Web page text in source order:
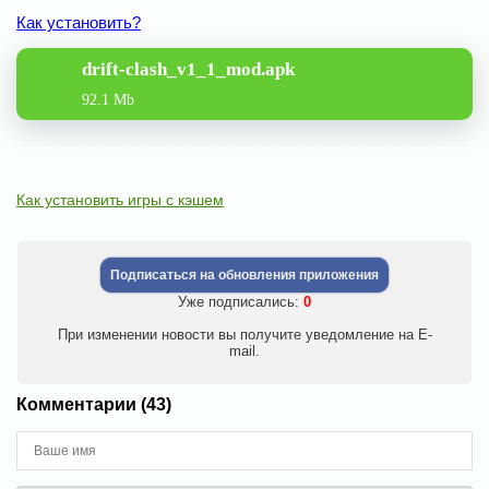
Как установить?
drift-clash_v1_1_mod.apk
92.1 Mb
Как установить игры с кэшем
Подписаться на обновления приложения
Уже подписались: 0
При изменении новости вы получите уведомление на E-
mail.
Комментарии (43)